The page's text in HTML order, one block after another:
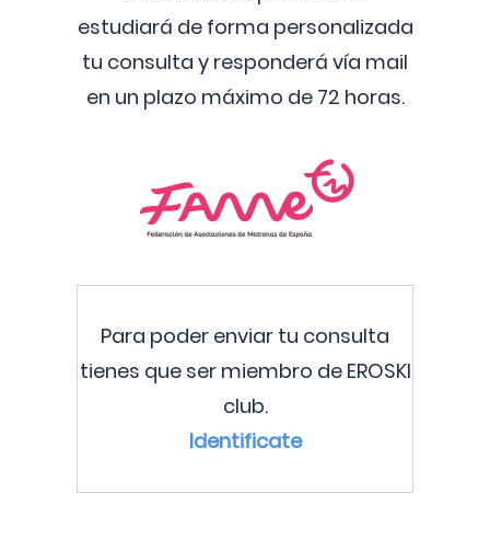
estudiará de forma personalizada
tu consulta y responderá vía mail
en un plazo máximo de 72 horas.
Para poder enviar tu consulta
tienes que ser miembro de EROSKI
club.
Identificate